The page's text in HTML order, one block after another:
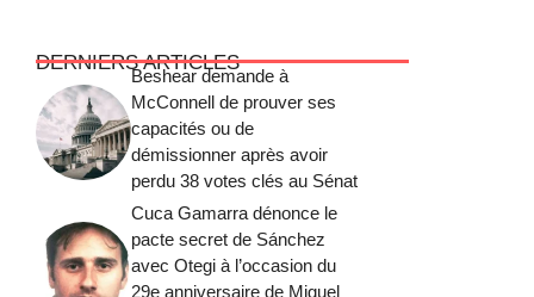
DERNIERS ARTICLES
Beshear demande à
McConnell de prouver ses
capacités ou de
démissionner après avoir
perdu 38 votes clés au Sénat
Cuca Gamarra dénonce le
pacte secret de Sánchez
avec Otegi à l’occasion du
29e anniversaire de Miguel